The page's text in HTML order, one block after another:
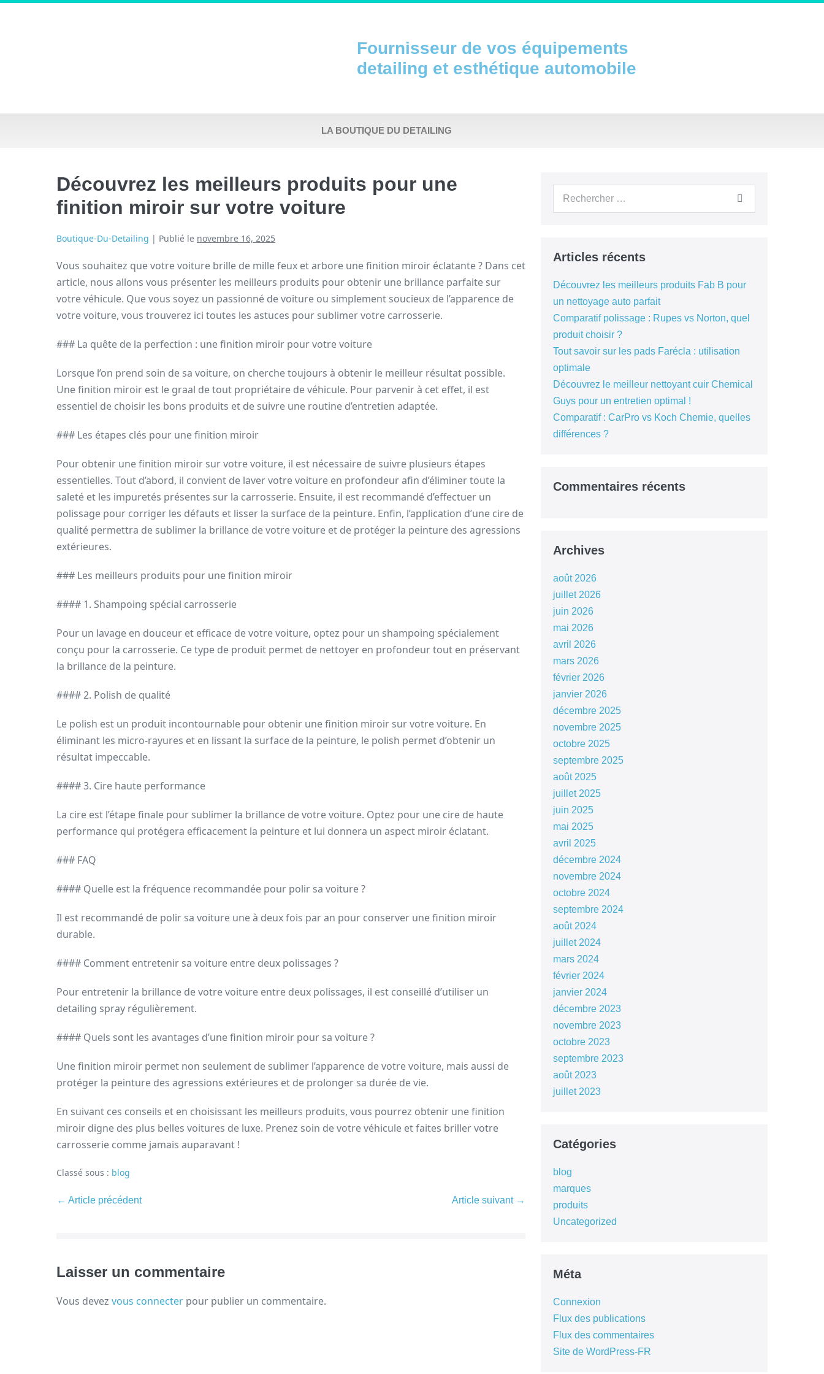
Fournisseur de vos équipements
detailing et esthétique automobile
LA BOUTIQUE DU DETAILING
Découvrez les meilleurs produits pour une
finition miroir sur votre voiture
Boutique-Du-Detailing | Publié le novembre 16, 2025
Vous souhaitez que votre voiture brille de mille feux et arbore une finition miroir éclatante ? Dans cet
article, nous allons vous présenter les meilleurs produits pour obtenir une brillance parfaite sur
votre véhicule. Que vous soyez un passionné de voiture ou simplement soucieux de l’apparence de
votre voiture, vous trouverez ici toutes les astuces pour sublimer votre carrosserie.
### La quête de la perfection : une finition miroir pour votre voiture
Lorsque l’on prend soin de sa voiture, on cherche toujours à obtenir le meilleur résultat possible.
Une finition miroir est le graal de tout propriétaire de véhicule. Pour parvenir à cet effet, il est
essentiel de choisir les bons produits et de suivre une routine d’entretien adaptée.
### Les étapes clés pour une finition miroir
Pour obtenir une finition miroir sur votre voiture, il est nécessaire de suivre plusieurs étapes
essentielles. Tout d’abord, il convient de laver votre voiture en profondeur afin d’éliminer toute la
saleté et les impuretés présentes sur la carrosserie. Ensuite, il est recommandé d’effectuer un
polissage pour corriger les défauts et lisser la surface de la peinture. Enfin, l’application d’une cire de
qualité permettra de sublimer la brillance de votre voiture et de protéger la peinture des agressions
extérieures.
### Les meilleurs produits pour une finition miroir
#### 1. Shampoing spécial carrosserie
Pour un lavage en douceur et efficace de votre voiture, optez pour un shampoing spécialement
conçu pour la carrosserie. Ce type de produit permet de nettoyer en profondeur tout en préservant
la brillance de la peinture.
#### 2. Polish de qualité
Le polish est un produit incontournable pour obtenir une finition miroir sur votre voiture. En
éliminant les micro-rayures et en lissant la surface de la peinture, le polish permet d’obtenir un
résultat impeccable.
#### 3. Cire haute performance
La cire est l’étape finale pour sublimer la brillance de votre voiture. Optez pour une cire de haute
performance qui protégera efficacement la peinture et lui donnera un aspect miroir éclatant.
### FAQ
#### Quelle est la fréquence recommandée pour polir sa voiture ?
Il est recommandé de polir sa voiture une à deux fois par an pour conserver une finition miroir
durable.
#### Comment entretenir sa voiture entre deux polissages ?
Pour entretenir la brillance de votre voiture entre deux polissages, il est conseillé d’utiliser un
detailing spray régulièrement.
#### Quels sont les avantages d’une finition miroir pour sa voiture ?
Une finition miroir permet non seulement de sublimer l’apparence de votre voiture, mais aussi de
protéger la peinture des agressions extérieures et de prolonger sa durée de vie.
En suivant ces conseils et en choisissant les meilleurs produits, vous pourrez obtenir une finition
miroir digne des plus belles voitures de luxe. Prenez soin de votre véhicule et faites briller votre
carrosserie comme jamais auparavant !
Classé sous : blog
← Article précédent Article suivant →
Laisser un commentaire
Vous devez vous connecter pour publier un commentaire.
Articles récents
Découvrez les meilleurs produits Fab B pour
un nettoyage auto parfait
Comparatif polissage : Rupes vs Norton, quel
produit choisir ?
Tout savoir sur les pads Farécla : utilisation
optimale
Découvrez le meilleur nettoyant cuir Chemical
Guys pour un entretien optimal !
Comparatif : CarPro vs Koch Chemie, quelles
différences ?
Commentaires récents
Archives
août 2026
juillet 2026
juin 2026
mai 2026
avril 2026
mars 2026
février 2026
janvier 2026
décembre 2025
novembre 2025
octobre 2025
septembre 2025
août 2025
juillet 2025
juin 2025
mai 2025
avril 2025
décembre 2024
novembre 2024
octobre 2024
septembre 2024
août 2024
juillet 2024
mars 2024
février 2024
janvier 2024
décembre 2023
novembre 2023
octobre 2023
septembre 2023
août 2023
juillet 2023
Catégories
blog
marques
produits
Uncategorized
Méta
Connexion
Flux des publications
Flux des commentaires
Site de WordPress-FR